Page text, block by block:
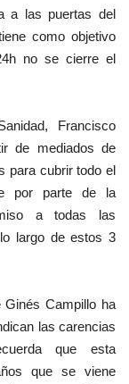
a las puertas del
como objetivo
no se cierre el
Francisco
de mediados de
para cubrir todo el
por parte de la
a todas las
largo de estos 3
Ginés Campillo ha
las carencias
que esta
que se viene